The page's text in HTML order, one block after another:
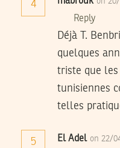
4
Reply
Déjà T.
quelques
triste que
tunisiennes
telles
5 El Adel on 22/